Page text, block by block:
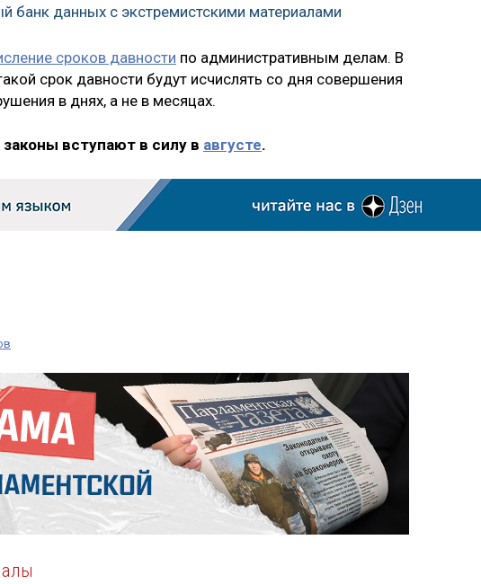
банк данных с экстремистскими материалами
сроков давности по административным делам. В
срок давности будут исчислять со дня совершения
в днях, а не в месяцах.
вступают в силу в августе.